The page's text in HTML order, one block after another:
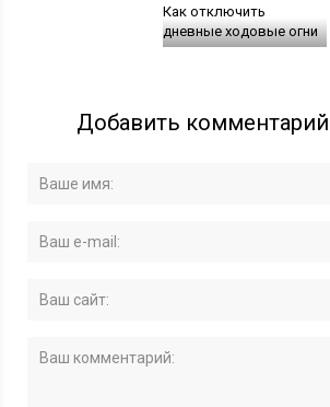
Как отключить
дневные ходовые огни
Добавить комментарий